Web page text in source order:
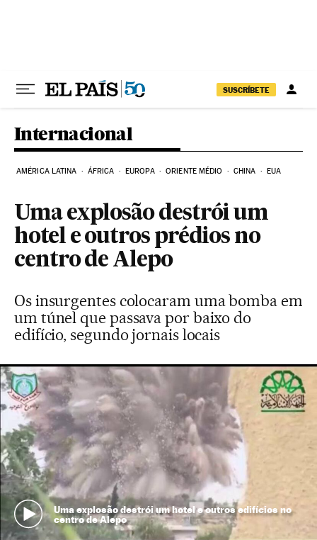
SUSCRÍBETE
Internacional
AMÉRICA LATINA ÁFRICA EUROPA ORIENTE MÉDIO CHINA EUA
Uma explosão destrói um
hotel e outros prédios no
centro de Alepo
Os insurgentes colocaram uma bomba em
um túnel que passava por baixo do
edifício, segundo jornais locais
Uma explosão destrói um hotel e outros edifícios no
centro de Alepo